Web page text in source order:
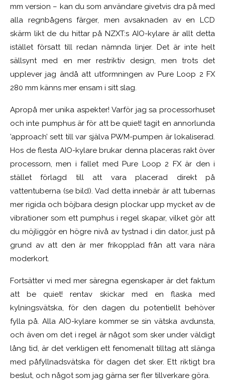
mm version – kan du som användare givetvis dra på med
alla regnbågens färger, men avsaknaden av en LCD
skärm likt de du hittar på NZXT:s AIO-kylare är allt detta
istället försatt till redan nämnda linjer. Det är inte helt
sällsynt med en mer restriktiv design, men trots det
upplever jag ändå att utformningen av Pure Loop 2 FX
280 mm känns mer ensam i sitt slag.
Apropå mer unika aspekter! Varför jag sa processorhuset
och inte pumphus är för att be quiet! tagit en annorlunda
’approach’ sett till var själva PWM-pumpen är lokaliserad.
Hos de flesta AIO-kylare brukar denna placeras rakt över
processorn, men i fallet med Pure Loop 2 FX är den i
stället förlagd till att vara placerad direkt på
vattentuberna (se bild). Vad detta innebär är att tubernas
mer rigida och böjbara design plockar upp mycket av de
vibrationer som ett pumphus i regel skapar, vilket gör att
du möjliggör en högre nivå av tystnad i din dator, just på
grund av att den är mer frikopplad från att vara nära
moderkort.
Fortsätter vi med mer säregna egenskaper är det faktum
att be quiet! rentav skickar med en flaska med
kylningsvätska, för den dagen du potentiellt behöver
fylla på. Alla AIO-kylare kommer se sin vätska avdunsta,
och även om det i regel är något som sker under väldigt
lång tid, är det verkligen ett fenomenalt tilltag att slänga
med påfyllnadsvätska för dagen det sker. Ett riktigt bra
beslut, och något som jag gärna ser fler tillverkare göra.